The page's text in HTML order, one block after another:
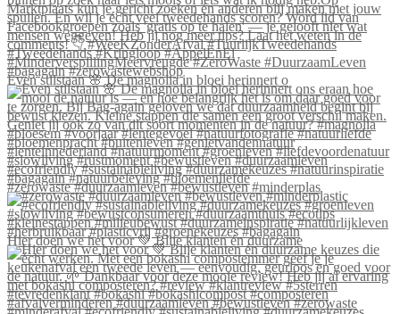
Even stilstaan 🌸 De magnolia in bloei herinnert o
#zerowaste #duurzaamleven #bewustleven #minderplas
Hier doen we het voor 💚 Blije klanten én duurzame